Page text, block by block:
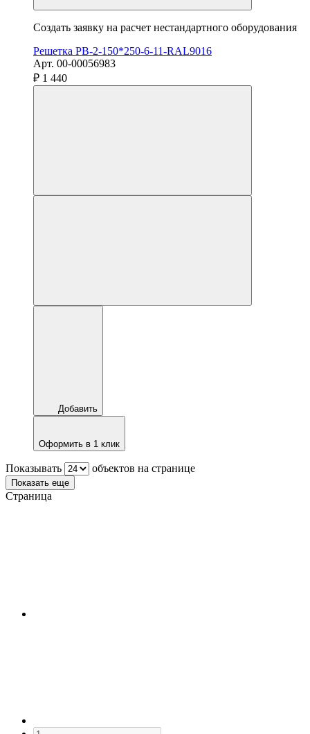
Создать заявку на расчет нестандартного оборудования
Решетка РВ-2-150*250-6-11-RAL9016
Арт. 00-00056983
₽ 1 440
Добавить
Оформить в 1 клик
Показывать объектов на странице
Показать еще
Страница